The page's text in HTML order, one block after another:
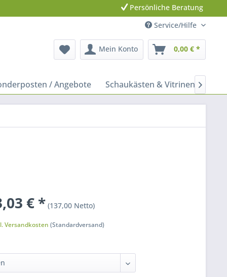
Persönliche Beratung
Service/Hilfe
Mein Konto 0,00 € *
/ Angebote Schaukästen & Vitrinen 
€ * (137,00 Netto)
Versandkosten (Standardversand)